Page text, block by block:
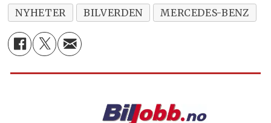
NYHETER BILVERDEN MERCEDES-BENZ